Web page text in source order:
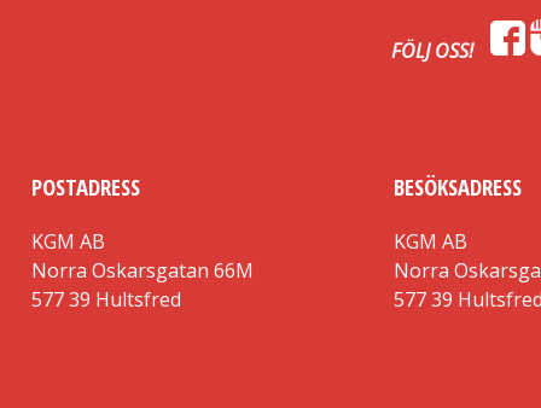
FÖLJ OSS!
POSTADRESS
KGM AB
Norra Oskarsgatan 66M
577 39 Hultsfred
BESÖKSADRESS
KGM AB
Norra
577 39